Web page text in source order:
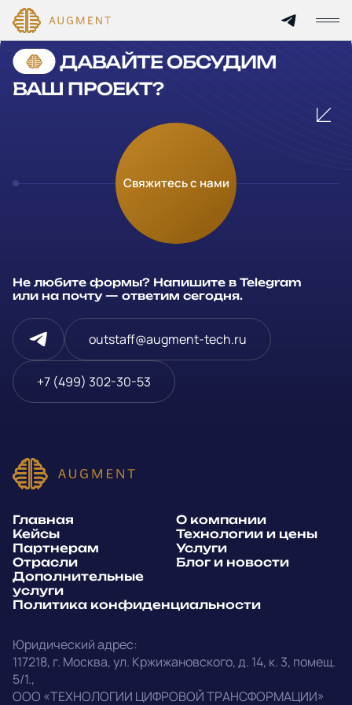
Написать в Telegram
outstaff@augment-tech.ru
Главная
Технологии и цены
Услуги
Отрасли
Блог и новости
Политика
конфиденциальности
Cannot find 'services' template with page 'detail'
ДАВАЙТЕ ОБСУДИМ
ВАШ ПРОЕКТ?
Свяжитесь с нами
Не любите формы? Напишите в Telegram
или на почту — ответим сегодня.
outstaff@augment-tech.ru
+7 (499) 302-30-53
Юридический адрес:
117218, г. Москва,ул. Кржижановского, д. 14, к. 3, помещ.
5/1.,
ООО «ТЕХНОЛОГИИ ЦИФРОВОЙ ТРАНСФОРМАЦИИ»
Главная
О компании
Кейсы
Технологии и цены
Партнерам
Услуги
Отрасли
Блог и новости
Дополнительные
услуги
Политика конфиденциальности
Оставьте заявку
Заполните и отправьте данные и мы свяжемся с вами в
течение рабочего дня
Компания
Телефон*
E-mail
Telegram
WhatsApp
E-mail
Позвонить
Напишите, какие специалисты, в каком количестве и как
срочно нужны на ваш проект
Прикрепить файл